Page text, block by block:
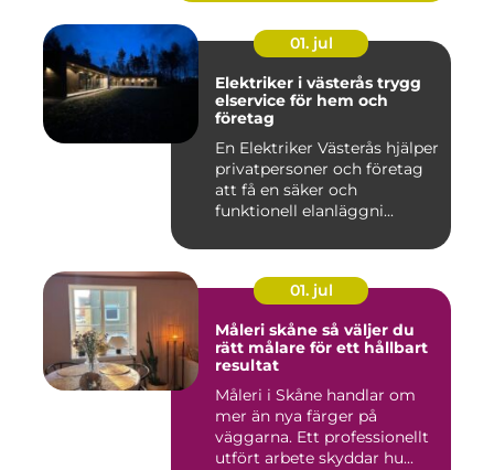
01. jul
Elektriker i västerås trygg
elservice för hem och
företag
En Elektriker Västerås hjälper
privatpersoner och företag
att få en säker och
funktionell elanläggni...
01. jul
Måleri skåne så väljer du
rätt målare för ett hållbart
resultat
Måleri i Skåne handlar om
mer än nya färger på
väggarna. Ett professionellt
utfört arbete skyddar hu...